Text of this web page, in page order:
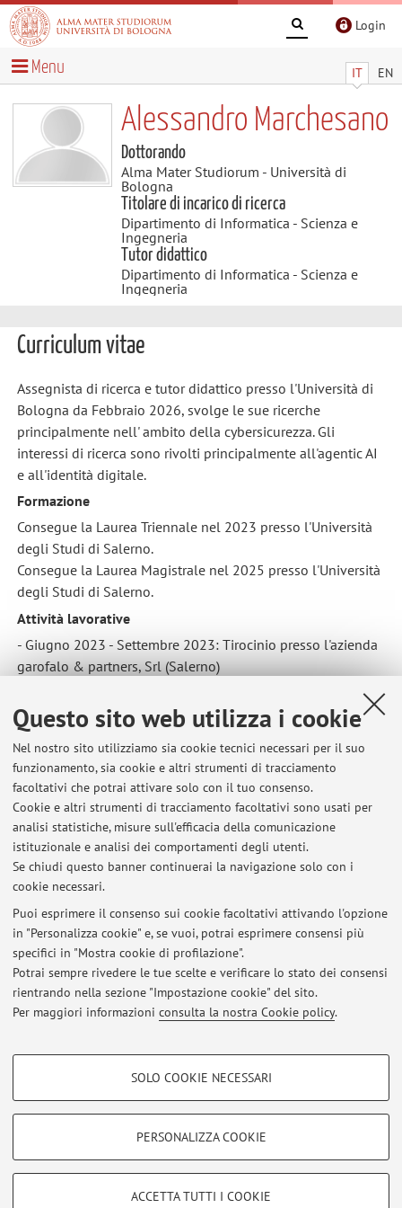
Questo sito web utilizza i cookie
Nel nostro sito utilizziamo sia cookie tecnici necessari per il suo
funzionamento, sia cookie e altri strumenti di tracciamento
facoltativi che potrai attivare solo con il tuo consenso.
Cookie e altri strumenti di tracciamento facoltativi sono usati per
analisi statistiche, misure sull'efficacia della comunicazione
istituzionale e analisi dei comportamenti degli utenti.
Se chiudi questo banner continuerai la navigazione solo con i
cookie necessari.
Puoi esprimere il consenso sui cookie facoltativi attivando l'opzione
in "Personalizza cookie" e, se vuoi, potrai esprimere consensi più
specifici in "Mostra cookie di profilazione".
Potrai sempre rivedere le tue scelte e verificare lo stato dei consensi
rientrando nella sezione "Impostazione cookie" del sito.
Per maggiori informazioni consulta la nostra Cookie policy.
COOKIE DI PROFILAZIONE - FACOLTATIVI
COOKIE TECNICI - NECESSARI
SOLO COOKIE NECESSARI
PERSONALIZZA COOKIE
ACCETTA TUTTI I COOKIE
Login
IT EN
Menu
Alessandro Marchesano
Dottorando
Alma Mater Studiorum - Università di
Bologna
Titolare di incarico di ricerca
Dipartimento di Informatica - Scienza e
Ingegneria
Tutor didattico
Dipartimento di Informatica - Scienza e
Ingegneria
Curriculum vitae
Assegnista di ricerca e tutor didattico presso l'Università di
Bologna da Febbraio 2026, svolge le sue ricerche
principalmente nell' ambito della cybersicurezza. Gli
interessi di ricerca sono rivolti principalmente all'agentic AI
e all'identità digitale.
Formazione
Consegue la Laurea Triennale nel 2023 presso l'Università
degli Studi di Salerno.
Consegue la Laurea Magistrale nel 2025 presso l'Università
degli Studi di Salerno.
Attività lavorative
- Giugno 2023 - Settembre 2023: Tirocinio presso l'azienda
garofalo & partners, Srl (Salerno)
con l'Università degli Studi di Salerno
- Novembre 2025 - Febbraio 2026: Internship presso
l'azienda NTT Digital, Inc (Tokyo, Giappone)
Attività didattica
Da Febbraio 2026 svolge il ruolo di tutor didattico per il
corso di Sicurezza dell'Informazione M per il corso
di Laurea Magistrale in Ingegneria informatica all'Università
di Bologna.
Ultimi avvisi
Al momento non sono presenti avvisi.
Area riservata
Accedi tramiteloginper gestire tutti i contenuti del sito.
Zamboni, 33 - 40126 Bologna - Partita IVA: 01131710376